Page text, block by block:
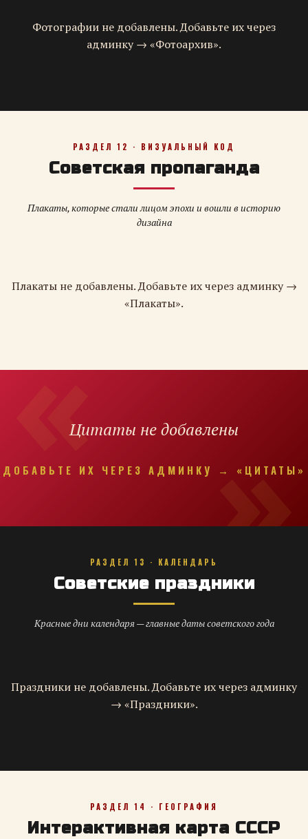
Фотографии не добавлены. Добавьте их через
админку → «Фотоархив».
РАЗДЕЛ 12 · ВИЗУАЛЬНЫЙ КОД
Советская пропаганда
Плакаты, которые стали лицом эпохи и вошли в историю
дизайна
Плакаты не добавлены. Добавьте их через админку →
«Плакаты».
Цитаты не добавлены
ДОБАВЬТЕ ИХ ЧЕРЕЗ АДМИНКУ → «ЦИТАТЫ»
РАЗДЕЛ 13 · КАЛЕНДАРЬ
Советские праздники
Красные дни календаря — главные даты советского года
Праздники не добавлены. Добавьте их через админку
→ «Праздники».
РАЗДЕЛ 14 · ГЕОГРАФИЯ
Интерактивная карта СССР